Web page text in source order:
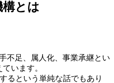
構とは
不足、属人化、事業承継とい
います。
るという単純な話でもあり